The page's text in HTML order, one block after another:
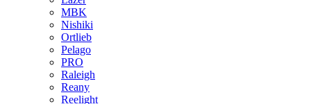
MBK
Nishiki
Ortlieb
Pelago
PRO
Raleigh
Reany
Reelight